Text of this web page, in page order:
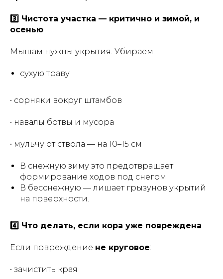
3️⃣ Чистота участка — критично и зимой, и
осенью
Мышам нужны укрытия. Убираем:
сухую траву
• сорняки вокруг штамбов
• навалы ботвы и мусора
• мульчу от ствола — на 10–15 см
В снежную зиму это предотвращает
формирование ходов под снегом.
В бесснежную — лишает грызунов укрытий
на поверхности.
4️⃣ Что делать, если кора уже повреждена
Если повреждение не круговое:
• зачистить края